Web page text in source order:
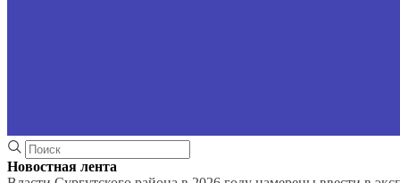
Новостная лента